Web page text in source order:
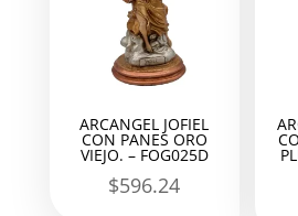
ARCANGEL JOFIEL
CON PANES ORO
VIEJO. – FOG025D
$596.24